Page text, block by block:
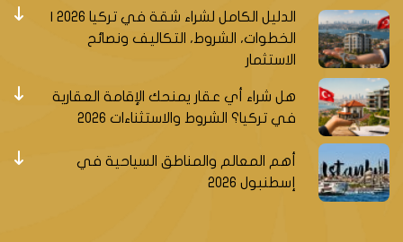
الخطوات، الشروط، التكاليف ونصائح
الاستثمار
هل شراء أي عقار يمنحك الإقامة العقارية
في تركيا؟ الشروط والاستثناءات 2026
أهم المعالم والمناطق السياحية في
إسطنبول 2026